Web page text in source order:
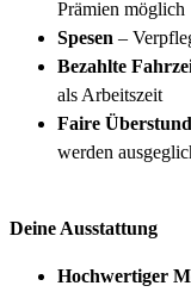
Prämien möglich
Spesen –
Bezahlte
als Arbeitszeit
Faire
werden
Deine Ausstattung
Hochwertiger